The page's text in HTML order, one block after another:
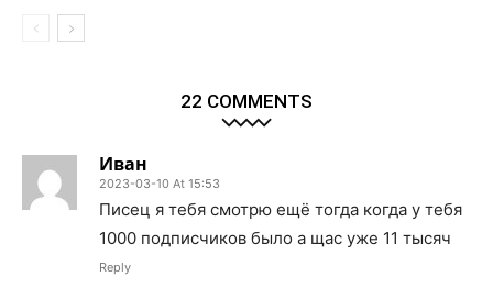
22 COMMENTS
Иван
2023-03-10 At 15:53
Писец я тебя смотрю ещë тогда когда у тебя
1000 подписчиков было а щас уже 11 тысяч
Reply